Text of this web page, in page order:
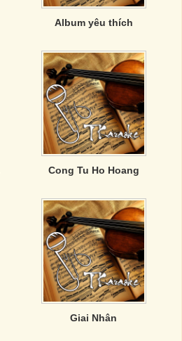
Album yêu thích
Cong Tu Ho Hoang
Giai Nhân